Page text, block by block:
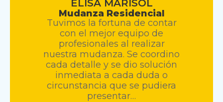
ELISA MARISOL
Mudanza Residencial
Tuvimos la fortuna de contar
con el mejor equipo de
profesionales al realizar
nuestra mudanza. Se coordino
cada detalle y se dio solución
inmediata a cada duda o
circunstancia que se pudiera
presentar…